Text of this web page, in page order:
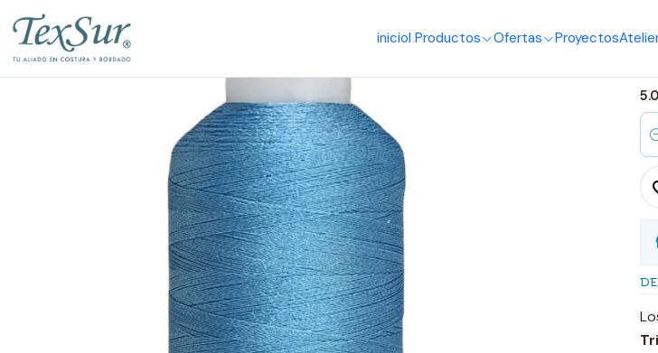
inicioI Productos Ofertas Proyectos |
5.0